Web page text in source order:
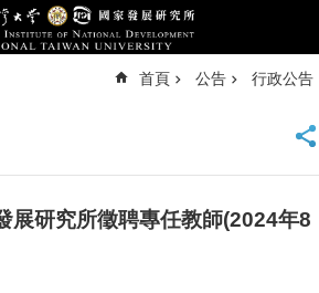
首頁 公告 行政公告
展研究所徵聘專任教師(2024年8